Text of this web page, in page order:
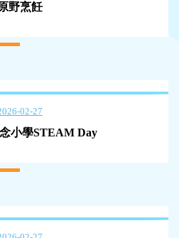
野烹飪
02-27
小學STEAM Day